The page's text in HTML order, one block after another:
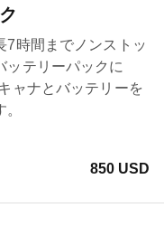
7時間までノンストッ
ッテリーパックに
ャナとバッテリーを
850 USD